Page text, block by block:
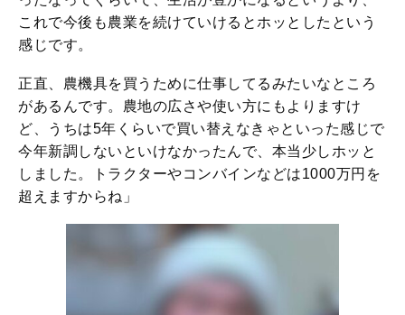
これで今後も農業を続けていけるとホッとしたという
感じです。
正直、農機具を買うために仕事してるみたいなところ
があるんです。農地の広さや使い方にもよりますけ
ど、うちは5年くらいで買い替えなきゃといった感じで
今年新調しないといけなかったんで、本当少しホッと
しました。トラクターやコンバインなどは1000万円を
超えますからね」